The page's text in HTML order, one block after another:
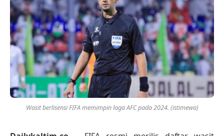
Wasit berlisensi FIFA memimpin laga AFC pada 2024. (istimewa)